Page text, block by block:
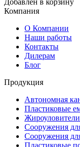
Добавлен в корзину
Компания
О Компании
Наши работы
Контакты
Дилерам
Блог
Продукция
Автономная
Пластиковые
Сооружения
Сооружения
Пластиковые